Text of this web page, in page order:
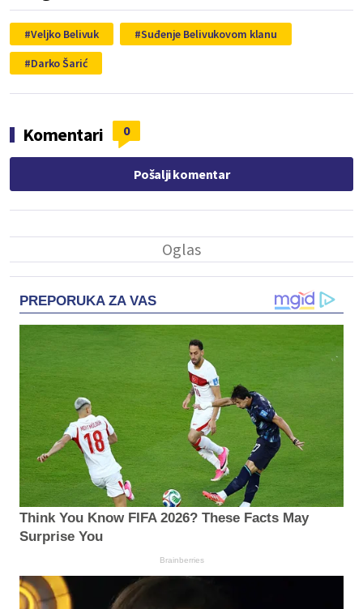
Veljko Belivuk
Suđenje Belivukovom klanu
Darko Šarić
Komentari 0
Pošalji komentar
PREPORUKA ZA VAS
Think You Know FIFA 2026? These Facts May
Surprise You
Brainberries